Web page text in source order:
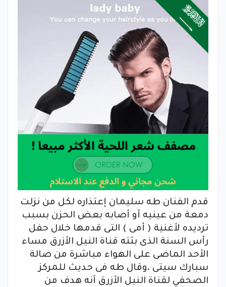
قدم الفنان طه سليمان إعتذاره لكل من نزلت
دمعة من عينيه أو أصابه بعض الحزن بسبب
ترديده لأغنية ( أمى ) التى قدمها خلال حفل
رأس السنة الذى بثته قناة النيل الأزرق مساء
الأحد الماضى على الهواء مباشرة من صالة
سبارك سيتى ،وقال طه فى حديث للمركز
الصحفي لقناة النيل الأزرق أنه هدف من